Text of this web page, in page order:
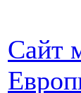
Сайт